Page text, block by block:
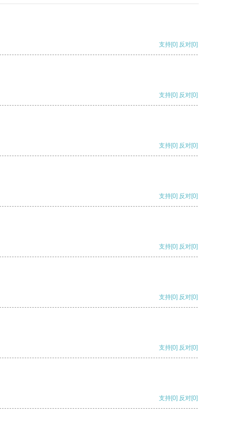
支持[0] 反对[0]
支持[0] 反对[0]
支持[0] 反对[0]
支持[0] 反对[0]
支持[0] 反对[0]
支持[0] 反对[0]
支持[0] 反对[0]
支持[0] 反对[0]